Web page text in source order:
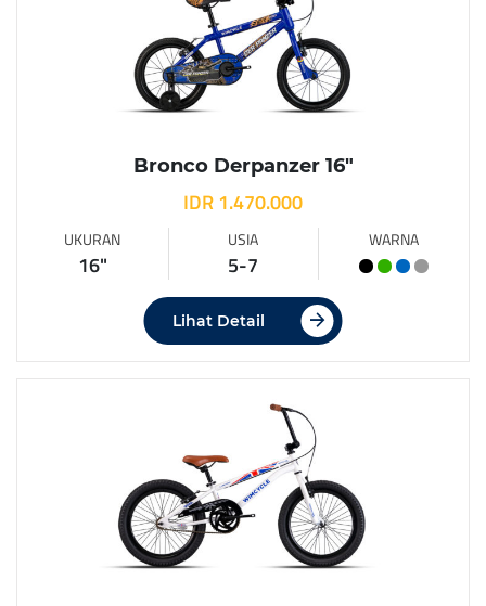
Bronco Derpanzer 16″
IDR 1.470.000
UKURAN
16"
USIA
5-7
WARNA
Lihat Detail